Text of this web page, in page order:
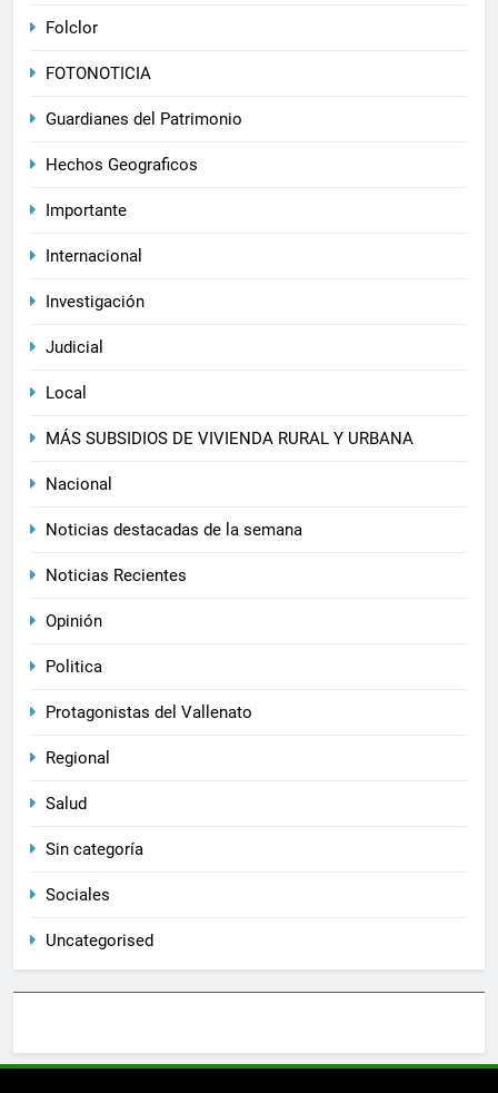
Folclor
FOTONOTICIA
Guardianes del Patrimonio
Hechos Geograficos
Importante
Internacional
Investigación
Judicial
Local
MÁS SUBSIDIOS DE VIVIENDA RURAL Y URBANA
Nacional
Noticias destacadas de la semana
Noticias Recientes
Opinión
Politica
Protagonistas del Vallenato
Regional
Salud
Sin categoría
Sociales
Uncategorised